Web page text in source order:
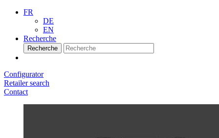
FR
DE
EN
Recherche
Recherche
Configurator
Retailer search
Contact